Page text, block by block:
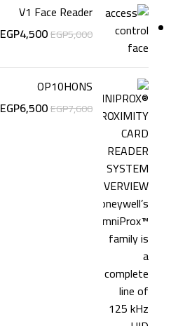
V1 Face Reader
EGP5,000
EGP4,500
OP10HONS
EGP7,600
EGP6,500